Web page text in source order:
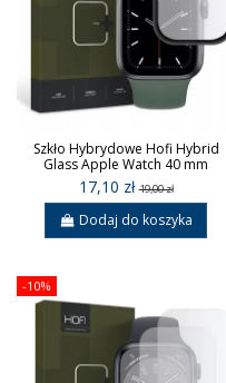
Szkło Hybrydowe Hofi Hybrid
Glass Apple Watch 40 mm
17,10 zł19,00 zł
Dodaj do koszyka
-10%